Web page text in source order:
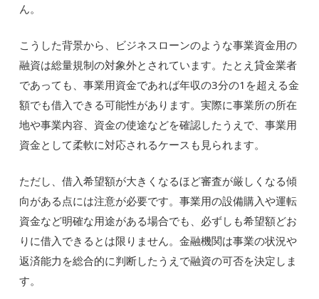
ん。
こうした背景から、ビジネスローンのような事業資金用の
融資は総量規制の対象外とされています。たとえ貸金業者
であっても、事業用資金であれば年収の3分の1を超える金
額でも借入できる可能性があります。実際に事業所の所在
地や事業内容、資金の使途などを確認したうえで、事業用
資金として柔軟に対応されるケースも見られます。
ただし、借入希望額が大きくなるほど審査が厳しくなる傾
向がある点には注意が必要です。事業用の設備購入や運転
資金など明確な用途がある場合でも、必ずしも希望額どお
りに借入できるとは限りません。金融機関は事業の状況や
返済能力を総合的に判断したうえで融資の可否を決定しま
す。